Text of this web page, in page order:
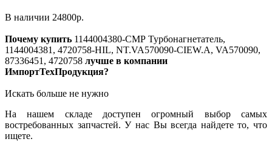
В наличии 24800р.
Почему купить 1144004380-CMP Турбонагнетатель,
1144004381, 4720758-HIL, NT.VA570090-CIEW.A, VA570090,
87336451, 4720758 лучше в компании
ИмпортТехПродукция?
Искать больше не нужно
На нашем складе доступен огромный выбор самых
востребованных запчастей. У нас Вы всегда найдете то, что
ищете.